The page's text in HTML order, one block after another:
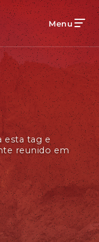
Menu
esta tag e
reunido em